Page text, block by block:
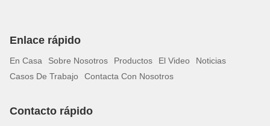
Enlace rápido
En Casa Sobre Nosotros Productos El Video
Noticias
Casos De Trabajo
Contacta Con Nosotros
Contacto rápido